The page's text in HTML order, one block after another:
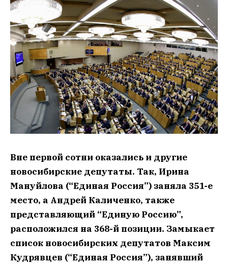
Вне первой сотни оказались и другие
новосибирские депутаты. Так, Ирина
Мануйлова (“Единая Россия”) заняла 351-е
место, а Андрей Каличенко, также
представляющий “Единую Россию”,
расположился на 368-й позиции. Замыкает
список новосибирских депутатов Максим
Кудрявцев (“Единая Россия”), занявший